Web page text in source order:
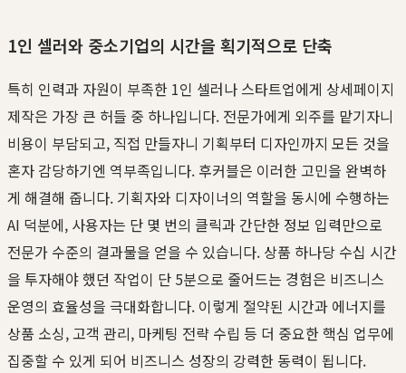
1인 셀러와 중소기업의 시간을 획기적으로 단축
특히 인력과 자원이 부족한 1인 셀러나 스타트업에게 상세페이지
제작은 가장 큰 허들 중 하나입니다. 전문가에게 외주를 맡기자니
비용이 부담되고, 직접 만들자니 기획부터 디자인까지 모든 것을
혼자 감당하기엔 역부족입니다. 후커블은 이러한 고민을 완벽하
게 해결해 줍니다. 기획자와 디자이너의 역할을 동시에 수행하는
AI 덕분에, 사용자는 단 몇 번의 클릭과 간단한 정보 입력만으로
전문가 수준의 결과물을 얻을 수 있습니다. 상품 하나당 수십 시간
을 투자해야 했던 작업이 단 5분으로 줄어드는 경험은 비즈니스
운영의 효율성을 극대화합니다. 이렇게 절약된 시간과 에너지를
상품 소싱, 고객 관리, 마케팅 전략 수립 등 더 중요한 핵심 업무에
집중할 수 있게 되어 비즈니스 성장의 강력한 동력이 됩니다.